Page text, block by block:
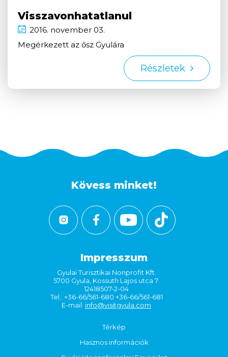
Visszavonhatatlanul
2016. november 03.
Megérkezett az ősz Gyulára
Részletek
Kövess minket!
Impresszum
Gyulai Turisztikai Nonprofit Kft.
5700 Gyula, Kossuth Lajos utca 7.
12418507-2-04
Tel.: +36-66/561-680 +36-66/561-681
E-mail: info@visitgyula.com
Térkép
Hasznos információk